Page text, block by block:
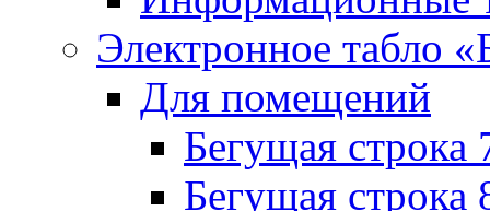
Электронное табло
Для помещений
Бегущая строка
Бегущая строка